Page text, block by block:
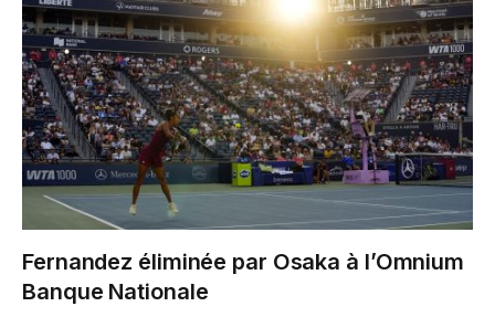
Fernandez éliminée par Osaka à l’Omnium
Banque Nationale